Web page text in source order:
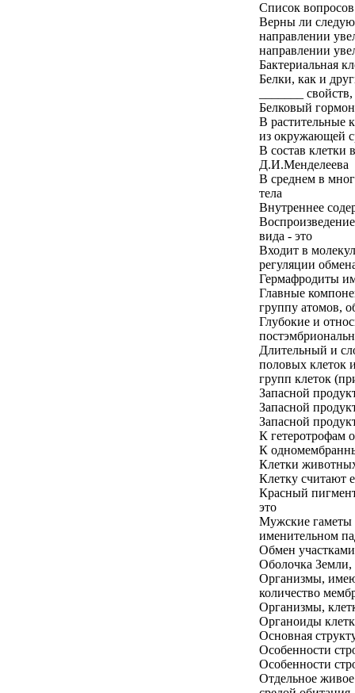
Список вопросов
Верны ли
направлении
направлении
Бактериальная
Белки, как и
_______
Белковый
В растительные
из окружающей
В состав клетки
Д.И.Менделеева
В среднем в
тела
Внутреннее
вида - это
Входит в
регуляции
Гермафродиты
Главные
группу атомов,
Глубокие и
Длительный и
половых клеток
групп клеток
Запасной
Запасной
Запасной
К гетеротрофам
К
Клетки
Клетку считают
Красный
это
Мужские гаметы
именительном
Обмен
Оболочка Земли,
Организмы,
количество
Организмы,
Органоиды
Основная
Особенности
Особенности
Отдельное живое